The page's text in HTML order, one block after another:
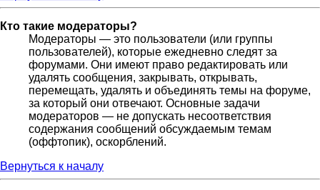
Кто такие модераторы?
Модераторы — это пользователи (или группы
пользователей), которые ежедневно следят за
форумами. Они имеют право редактировать или
удалять сообщения, закрывать, открывать,
перемещать, удалять и объединять темы на форуме,
за который они отвечают. Основные задачи
модераторов — не допускать несоответствия
содержания сообщений обсуждаемым темам
(оффтопик), оскорблений.
Вернуться к началу